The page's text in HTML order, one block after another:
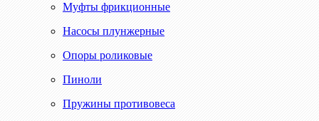
Муфты фрикционные
Насосы плунжерные
Опоры роликовые
Пиноли
Пружины противовеса